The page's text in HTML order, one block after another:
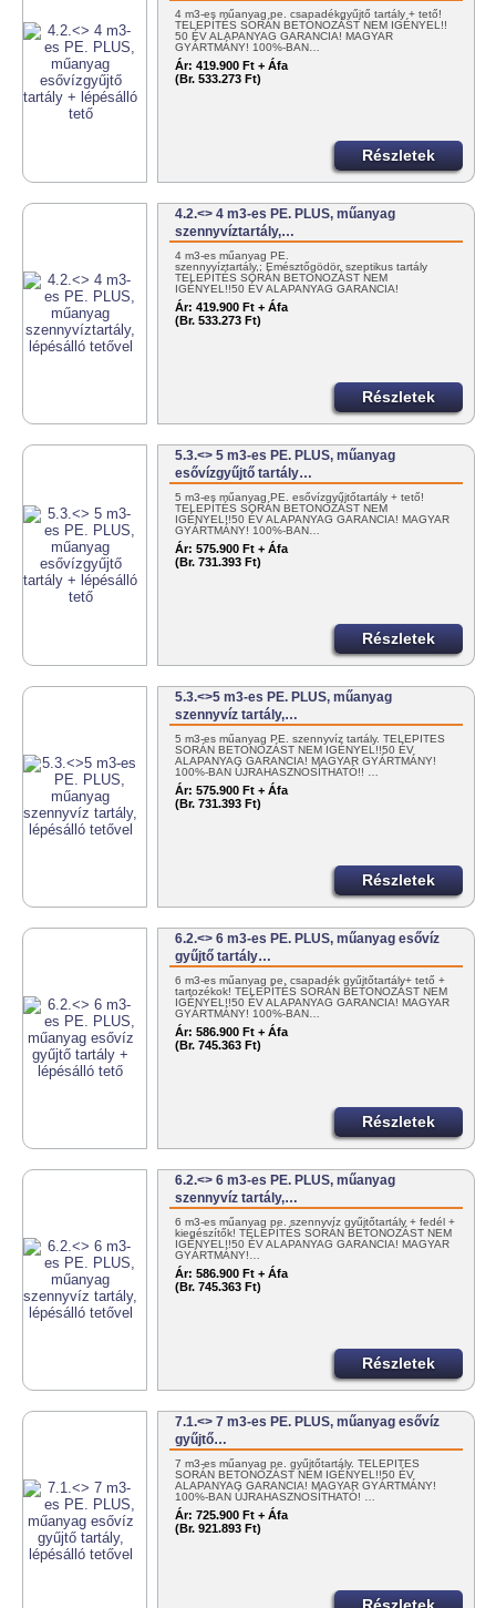
4 m3-es műanyag pe. csapadékgyűjtő tartály + tető!
TELEPÍTÉS SORÁN BETONOZÁST NEM IGÉNYEL!!
50 ÉV ALAPANYAG GARANCIA! MAGYAR
GYÁRTMÁNY! 100%-BAN…
Ár: 419.900 Ft + Áfa
(Br. 533.273 Ft)
Részletek
4.2.<> 4 m3-es PE. PLUS, műanyag
szennyvíztartály,…
4 m3-es műanyag PE.
szennyvíztartály,; Emésztőgödör, szeptikus tartály
TELEPÍTÉS SORÁN BETONOZÁST NEM
IGÉNYEL!!50 ÉV ALAPANYAG GARANCIA!
MAGYAR…
Ár: 419.900 Ft + Áfa
(Br. 533.273 Ft)
Részletek
5.3.<> 5 m3-es PE. PLUS, műanyag
esővízgyűjtő tartály…
5 m3-es műanyag PE. esővízgyűjtőtartály + tető!
TELEPÍTÉS SORÁN BETONOZÁST NEM
IGÉNYEL!!50 ÉV ALAPANYAG GARANCIA! MAGYAR
GYÁRTMÁNY! 100%-BAN…
Ár: 575.900 Ft + Áfa
(Br. 731.393 Ft)
Részletek
5.3.<>5 m3-es PE. PLUS, műanyag
szennyvíz tartály,…
5 m3-es műanyag PE. szennyvíz tartály. TELEPÍTÉS
SORÁN BETONOZÁST NEM IGÉNYEL!!50 ÉV
ALAPANYAG GARANCIA! MAGYAR GYÁRTMÁNY!
100%-BAN ÚJRAHASZNOSÍTHATÓ!! …
Ár: 575.900 Ft + Áfa
(Br. 731.393 Ft)
Részletek
6.2.<> 6 m3-es PE. PLUS, műanyag esővíz
gyűjtő tartály…
6 m3-es műanyag pe. csapadék gyűjtőtartály+ tető +
tartozékok! TELEPÍTÉS SORÁN BETONOZÁST NEM
IGÉNYEL!!50 ÉV ALAPANYAG GARANCIA! MAGYAR
GYÁRTMÁNY! 100%-BAN…
Ár: 586.900 Ft + Áfa
(Br. 745.363 Ft)
Részletek
6.2.<> 6 m3-es PE. PLUS, műanyag
szennyvíz tartály,…
6 m3-es műanyag pe. szennyvíz gyűjtőtartály + fedél +
kiegészítők! TELEPÍTÉS SORÁN BETONOZÁST NEM
IGÉNYEL!!50 ÉV ALAPANYAG GARANCIA! MAGYAR
GYÁRTMÁNY!…
Ár: 586.900 Ft + Áfa
(Br. 745.363 Ft)
Részletek
7.1.<> 7 m3-es PE. PLUS, műanyag esővíz
gyűjtő…
7 m3-es műanyag pe. gyűjtőtartály. TELEPÍTÉS
SORÁN BETONOZÁST NEM IGÉNYEL!!50 ÉV
ALAPANYAG GARANCIA! MAGYAR GYÁRTMÁNY!
100%-BAN ÚJRAHASZNOSÍTHATÓ! …
Ár: 725.900 Ft + Áfa
(Br. 921.893 Ft)